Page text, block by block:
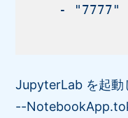
    - "7777"
JupyterLab を起動
--